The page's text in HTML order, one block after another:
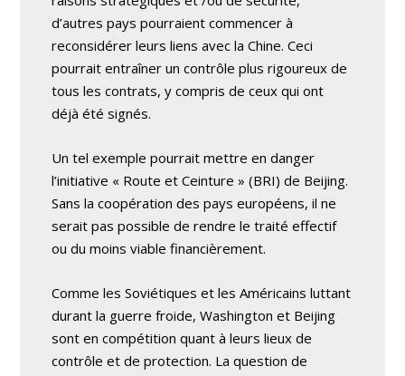
d’autres pays pourraient commencer à
reconsidérer leurs liens avec la Chine. Ceci
pourrait entraîner un contrôle plus rigoureux de
tous les contrats, y compris de ceux qui ont
déjà été signés.
Un tel exemple pourrait mettre en danger
l’initiative « Route et Ceinture » (BRI) de Beijing.
Sans la coopération des pays européens, il ne
serait pas possible de rendre le traité effectif
ou du moins viable financièrement.
Comme les Soviétiques et les Américains luttant
durant la guerre froide, Washington et Beijing
sont en compétition quant à leurs lieux de
contrôle et de protection. La question de